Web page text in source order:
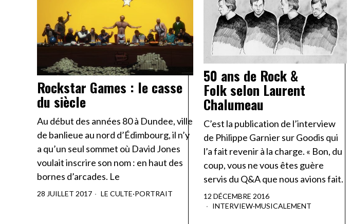
Rockstar Games : le casse
du siècle
Au début des années 80 à Dundee, ville
de banlieue au nord d’Édimbourg, il n’y
a qu’un seul sommet où David Jones
voulait inscrire son nom : en haut des
bornes d’arcades. Le
28 JUILLET 2017 LE CULTE·PORTRAIT
50 ans de Rock &
Folk selon Laurent
Chalumeau
C’est la publication de l’interview
de Philippe Garnier sur Goodis qui
l’a fait revenir à la charge. « Bon, du
coup, vous ne vous êtes guère
servis du Q&A que nous avions fait.
12 DÉCEMBRE 2016
INTERVIEW·MUSICALEMENT